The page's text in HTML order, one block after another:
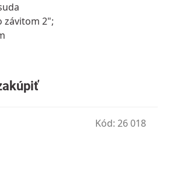
závitom 2";
Kód: 26 018